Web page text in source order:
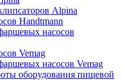
Alpina
Handtmann
насосов
Vemag
насосов Vemag
оборудования пищевой